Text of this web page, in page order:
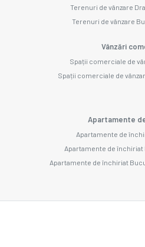
Terenuri de vânzare
Terenuri de vânzare
Vânzări
Spații comerciale de
Spații comerciale de
Apartamente
Apartamente de
Apartamente de
Apartamente de închiriat